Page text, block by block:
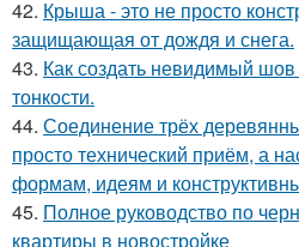
42. Крыша - это не просто
защищающая от дождя и снега.
43. Как создать невидимый
тонкости.
44. Соединение трёх
просто технический приём, а
формам, идеям и
45. Полное руководство по
квартиры в новостройке